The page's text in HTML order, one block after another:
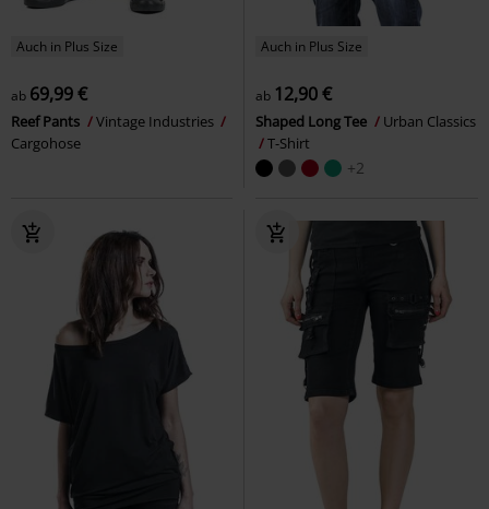
Auch in Plus Size
ab 69,99 €
Reef Pants
Vintage Industries
Cargohose
Auch in Plus Size
ab 12,90 €
Shaped Long Tee
Urban Classics
T-Shirt
+2